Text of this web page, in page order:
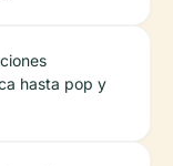
hasta pop y